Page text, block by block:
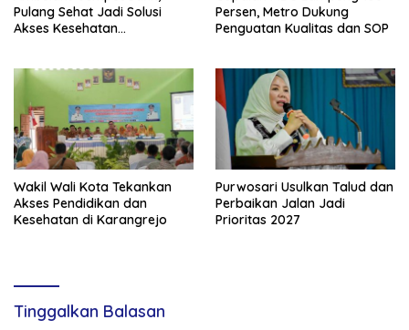
Pulang Sehat Jadi Solusi
Akses Kesehatan
Persen, Metro Dukung
Penguatan Kualitas dan SOP
Wakil Wali Kota Tekankan
Akses Pendidikan dan
Kesehatan di Karangrejo
Purwosari Usulkan Talud dan
Perbaikan Jalan Jadi
Prioritas 2027
Tinggalkan Balasan